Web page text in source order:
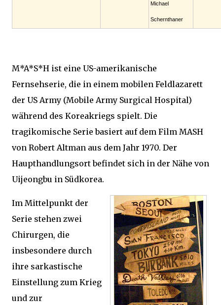
Michael
Schernthaner
M*A*S*H ist eine US-amerikanische
Fernsehserie, die in einem mobilen Feldlazarett
der US Army (Mobile Army Surgical Hospital)
während des Koreakriegs spielt. Die
tragikomische Serie basiert auf dem Film MASH
von Robert Altman aus dem Jahr 1970. Der
Haupthandlungsort befindet sich in der Nähe von
Uijeongbu in Südkorea.
Im Mittelpunkt der
Serie stehen zwei
Chirurgen, die
insbesondere durch
ihre sarkastische
Einstellung zum Krieg
und zur